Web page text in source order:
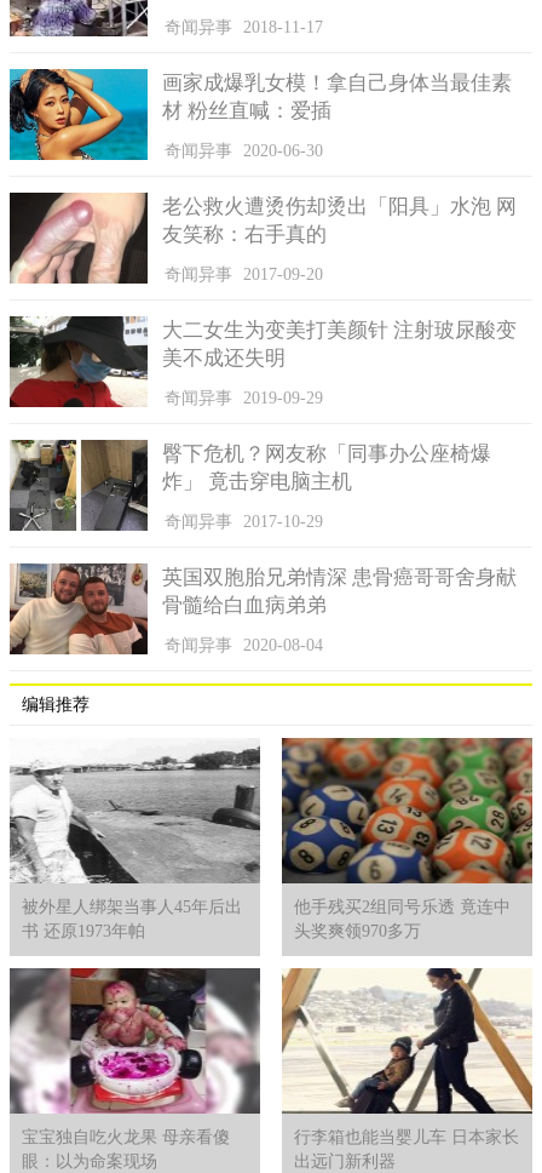
首席执行官鲁本说，此技术可以减少10倍传统建筑所产出的废物
料、降低人力和制作成本，以及提高生产效率。
首席执行官鲁本提到，建造房子的同时，不仅提高能源效
率，也能减少对全球气候变化的影响，并且持续达到人类和地球
首席执行官鲁本表示，这项技术将会是未来的趋势。
奇闻异事 2018-11-17
画家成爆乳女模！拿自己身体当最佳素
材 粉丝直喊：爱插
奇闻异事 2020-06-30
老公救火遭烫伤却烫出「阳具」水泡 网
友笑称：右手真的
奇闻异事 2017-09-20
大二女生为变美打美颜针 注射玻尿酸变
美不成还失明
奇闻异事 2019-09-29
臀下危机？网友称「同事办公座椅爆
炸」 竟击穿电脑主机
奇闻异事 2017-10-29
英国双胞胎兄弟情深 患骨癌哥哥舍身献
骨髓给白血病弟弟
奇闻异事 2020-08-04
编辑推荐
被外星人绑架当事人45年后出
书 还原1973年帕
他手残买2组同号乐透 竟连中
头奖爽领970多万
宝宝独自吃火龙果 母亲看傻
眼：以为命案现场
行李箱也能当婴儿车 日本家长
出远门新利器